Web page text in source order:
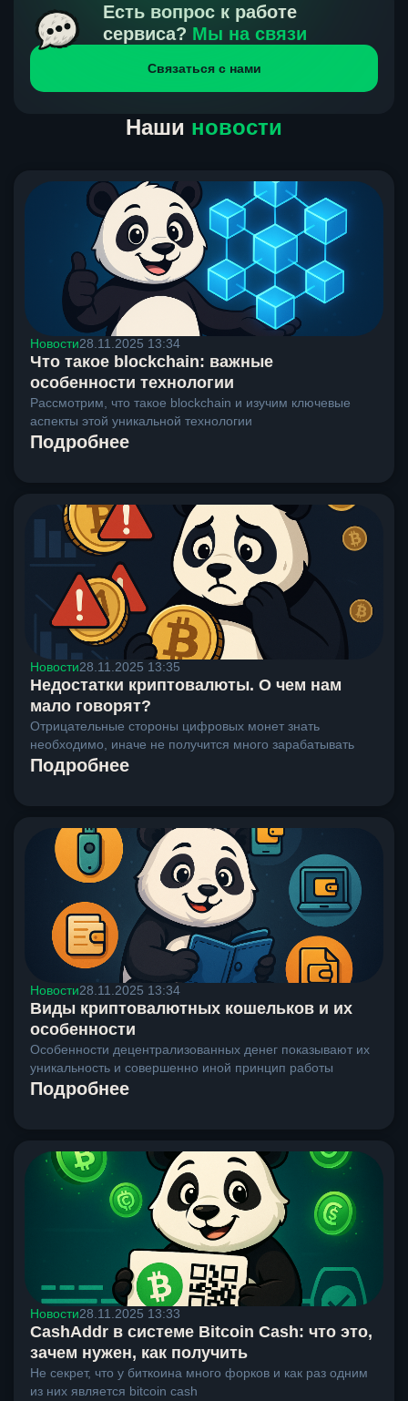
получения нами средств от тебя, а на другой части
направлений курс, указанный на сайте, является
окончательным. Если сомневаешься, напиши в онлайн-
чат на сайте, мы поможем разобраться.
Есть вопрос к работе
сервиса? Мы на связи
Связаться с нами
Наши новости
Новости28.11.2025 13:34
Что такое blockchain: важные
особенности технологии
Рассмотрим, что такое blockchain и изучим ключевые
аспекты этой уникальной технологии
Подробнее
Новости28.11.2025 13:35
Недостатки криптовалюты. О чем нам
мало говорят?
Отрицательные стороны цифровых монет знать
необходимо, иначе не получится много зарабатывать
Подробнее
Новости28.11.2025 13:34
Виды криптовалютных кошельков и их
особенности
Особенности децентрализованных денег показывают их
уникальность и совершенно иной принцип работы
Подробнее
Новости28.11.2025 13:33
CashAddr в системе Bitcoin Cash: что это,
зачем нужен, как получить
Не секрет, что у биткоина много форков и как раз одним
из них является bitcoin cash